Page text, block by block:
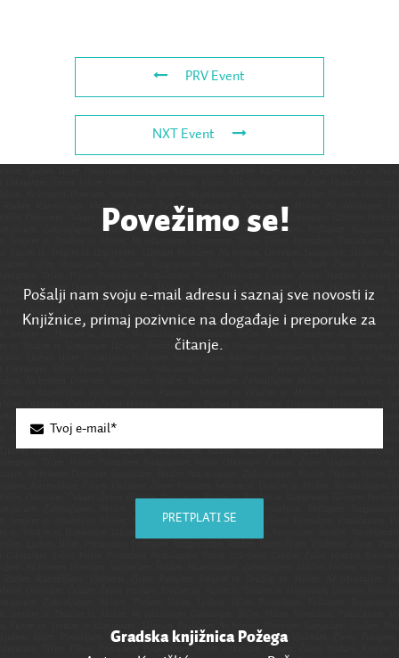
PRV Event
NXT Event
Povežimo se!
Pošalji nam svoju e-mail adresu i saznaj sve novosti iz
Knjižnice, primaj pozivnice na događaje i preporuke za
čitanje.
PRETPLATI SE
Gradska knjižnica Požega